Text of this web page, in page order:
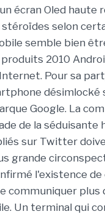
écran Oled haute
selon
semble bien
2010
Pour sa
désimlocké
Google. La
de la séduisante
sur Twitter
grande
l'existence de
plus
Un terminal qui